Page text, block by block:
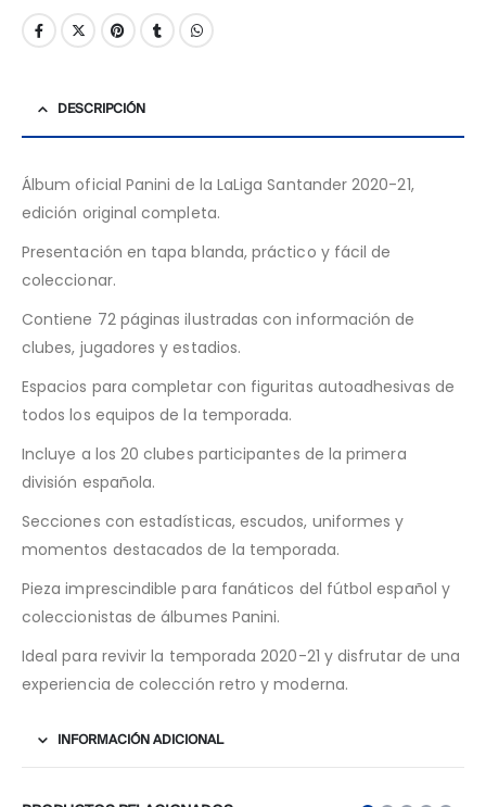
DESCRIPCIÓN
Álbum oficial Panini de la LaLiga Santander 2020-21,
edición original completa.
Presentación en tapa blanda, práctico y fácil de
coleccionar.
Contiene 72 páginas ilustradas con información de
clubes, jugadores y estadios.
Espacios para completar con figuritas autoadhesivas de
todos los equipos de la temporada.
Incluye a los 20 clubes participantes de la primera
división española.
Secciones con estadísticas, escudos, uniformes y
momentos destacados de la temporada.
Pieza imprescindible para fanáticos del fútbol español y
coleccionistas de álbumes Panini.
Ideal para revivir la temporada 2020-21 y disfrutar de una
experiencia de colección retro y moderna.
INFORMACIÓN ADICIONAL